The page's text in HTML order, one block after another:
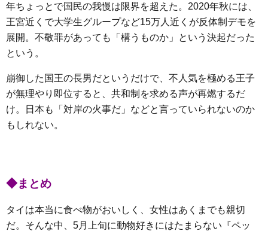
年ちょっとで国民の我慢は限界を超えた。2020年秋には、
王宮近くで大学生グループなど15万人近くが反体制デモを
展開。不敬罪があっても「構うものか」という決起だった
という。
崩御した国王の長男だというだけで、不人気を極める王子
が無理やり即位すると、共和制を求める声が再燃するだ
け。日本も「対岸の火事だ」などと言っていられないのか
もしれない。
◆まとめ
タイは本当に食べ物がおいしく、女性はあくまでも親切
だ。そんな中、5月上旬に動物好きにはたまらない『ペッ